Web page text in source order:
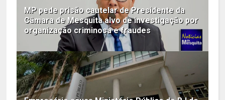
MP pede prisão cautelar de Presidente da
Câmara de Mesquita alvo de investigação por
organização criminosa e fraudes